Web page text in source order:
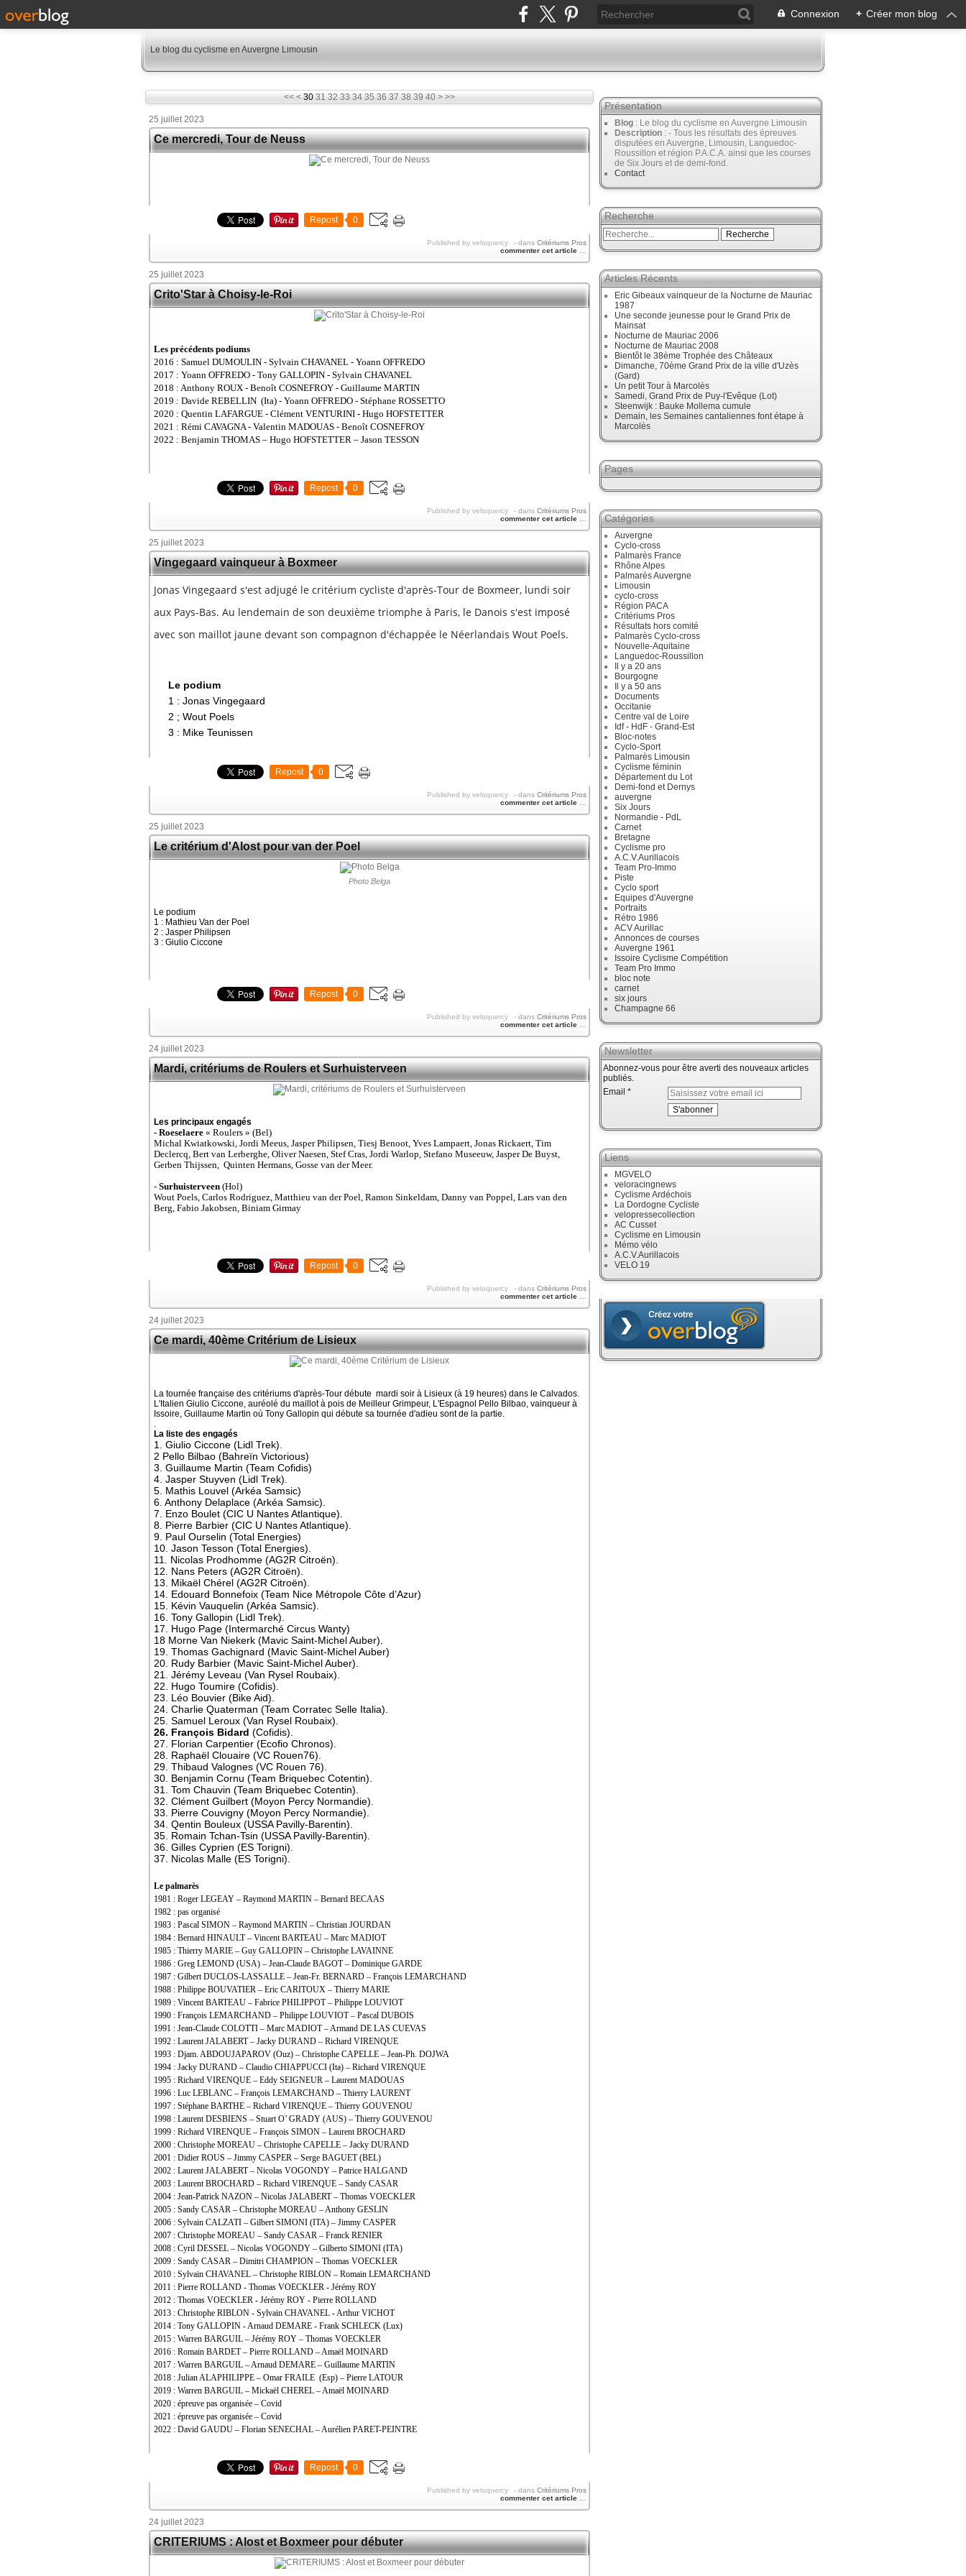
Connexion + Créer mon blog
Le blog du cyclisme en Auvergne Limousin
<< < 10
20
30 31 32 33 34 35 36 37 38 39 40 50
60
70
80
90
100
> >>
25 juillet 2023
Ce mercredi, Tour de Neuss
Repost 0
Published by veloquercy - dans Critériums Pros
commenter cet article
25 juillet 2023
Crito'Star à Choisy-le-Roi
Les précédents podiums
2016 : Samuel DUMOULIN - Sylvain CHAVANEL - Yoann OFFREDO
2017 : Yoann OFFREDO - Tony GALLOPIN - Sylvain CHAVANEL
2018 : Anthony ROUX - Benoît COSNEFROY - Guillaume MARTIN
2019 : Davide REBELLIN (Ita) - Yoann OFFREDO - Stéphane ROSSETTO
2020 : Quentin LAFARGUE - Clément VENTURINI - Hugo HOFSTETTER
2021 : Rémi CAVAGNA - Valentin MADOUAS - Benoît COSNEFROY
2022 : Benjamin THOMAS – Hugo HOFSTETTER – Jason TESSON
Repost 0
Published by veloquercy - dans Critériums Pros
commenter cet article
25 juillet 2023
Vingegaard vainqueur à Boxmeer
Jonas Vingegaard s'est adjugé le critérium cycliste d'après-Tour de Boxmeer, lundi soir
aux Pays-Bas. Au lendemain de son deuxième triomphe à Paris, le Danois s'est imposé
avec son maillot jaune devant son compagnon d'échappée le Néerlandais Wout Poels.
Le podium
1 : Jonas Vingegaard
2 ; Wout Poels
3 : Mike Teunissen
Repost 0
Published by veloquercy - dans Critériums Pros
commenter cet article
25 juillet 2023
Le critérium d'Alost pour van der Poel
Photo Belga
Le podium
1 : Mathieu Van der Poel
2 : Jasper Philipsen
3 : Giulio Ciccone
Repost 0
Published by veloquercy - dans Critériums Pros
commenter cet article
24 juillet 2023
Mardi, critériums de Roulers et Surhuisterveen
Les principaux engagés
- Roeselaere « Roulers » (Bel)
Michal Kwiatkowski, Jordi Meeus, Jasper Philipsen, Tiesj Benoot, Yves Lampaert, Jonas Rickaert, Tim
Declercq, Bert van Lerberghe, Oliver Naesen, Stef Cras, Jordi Warlop, Stefano Museeuw, Jasper De Buyst,
Gerben Thijssen, Quinten Hermans, Gosse van der Meer.
- Surhuisterveen (Hol)
Wout Poels, Carlos Rodriguez, Matthieu van der Poel, Ramon Sinkeldam, Danny van Poppel, Lars van den
Berg, Fabio Jakobsen, Biniam Girmay
Repost 0
Published by veloquercy - dans Critériums Pros
commenter cet article
24 juillet 2023
Ce mardi, 40ème Critérium de Lisieux
La tournée française des critériums d'après-Tour débute mardi soir à Lisieux (à 19 heures) dans le Calvados.
L'Italien Giulio Ciccone, auréolé du maillot à pois de Meilleur Grimpeur, L'Espagnol Pello Bilbao, vainqueur à
Issoire, Guillaume Martin où Tony Gallopin qui débute sa tournée d'adieu sont de la partie.
.
La liste des engagés
1. Giulio Ciccone (Lidl Trek).
2 Pello Bilbao (Bahreïn Victorious)
3. Guillaume Martin (Team Cofidis)
4. Jasper Stuyven (Lidl Trek).
5. Mathis Louvel (Arkéa Samsic)
6. Anthony Delaplace (Arkéa Samsic).
7. Enzo Boulet (CIC U Nantes Atlantique).
8. Pierre Barbier (CIC U Nantes Atlantique).
9. Paul Ourselin (Total Energies)
10. Jason Tesson (Total Energies).
11. Nicolas Prodhomme (AG2R Citroën).
12. Nans Peters (AG2R Citroën).
13. Mikaël Chérel (AG2R Citroën).
14. Edouard Bonnefoix (Team Nice Métropole Côte d’Azur)
15. Kévin Vauquelin (Arkéa Samsic).
16. Tony Gallopin (Lidl Trek).
17. Hugo Page (Intermarché Circus Wanty)
18 Morne Van Niekerk (Mavic Saint-Michel Auber).
19. Thomas Gachignard (Mavic Saint-Michel Auber)
20. Rudy Barbier (Mavic Saint-Michel Auber).
21. Jérémy Leveau (Van Rysel Roubaix).
22. Hugo Toumire (Cofidis).
23. Léo Bouvier (Bike Aid).
24. Charlie Quaterman (Team Corratec Selle Italia).
25. Samuel Leroux (Van Rysel Roubaix).
26. François Bidard (Cofidis).
27. Florian Carpentier (Ecofio Chronos).
28. Raphaël Clouaire (VC Rouen76).
29. Thibaud Valognes (VC Rouen 76).
30. Benjamin Cornu (Team Briquebec Cotentin).
31. Tom Chauvin (Team Briquebec Cotentin).
32. Clément Guilbert (Moyon Percy Normandie).
33. Pierre Couvigny (Moyon Percy Normandie).
34. Qentin Bouleux (USSA Pavilly-Barentin).
35. Romain Tchan-Tsin (USSA Pavilly-Barentin).
36. Gilles Cyprien (ES Torigni).
37. Nicolas Malle (ES Torigni).
Le palmarès
1981 : Roger LEGEAY – Raymond MARTIN – Bernard BECAAS
1982 : pas organisé
1983 : Pascal SIMON – Raymond MARTIN – Christian JOURDAN
1984 : Bernard HINAULT – Vincent BARTEAU – Marc MADIOT
1985 : Thierry MARIE – Guy GALLOPIN – Christophe LAVAINNE
1986 : Greg LEMOND (USA) – Jean-Claude BAGOT – Dominique GARDE
1987 : Gilbert DUCLOS-LASSALLE – Jean-Fr. BERNARD – François LEMARCHAND
1988 : Philippe BOUVATIER – Eric CARITOUX – Thierry MARIE
1989 : Vincent BARTEAU – Fabrice PHILIPPOT – Philippe LOUVIOT
1990 : François LEMARCHAND – Philippe LOUVIOT – Pascal DUBOIS
1991 : Jean-Claude COLOTTI – Marc MADIOT – Armand DE LAS CUEVAS
1992 : Laurent JALABERT – Jacky DURAND – Richard VIRENQUE
1993 : Djam. ABDOUJAPAROV (Ouz) – Christophe CAPELLE – Jean-Ph. DOJWA
1994 : Jacky DURAND – Claudio CHIAPPUCCI (Ita) – Richard VIRENQUE
1995 : Richard VIRENQUE – Eddy SEIGNEUR – Laurent MADOUAS
1996 : Luc LEBLANC – François LEMARCHAND – Thierry LAURENT
1997 : Stéphane BARTHE – Richard VIRENQUE – Thierry GOUVENOU
1998 : Laurent DESBIENS – Stuart O’ GRADY (AUS) – Thierry GOUVENOU
1999 : Richard VIRENQUE – François SIMON – Laurent BROCHARD
2000 : Christophe MOREAU – Christophe CAPELLE – Jacky DURAND
2001 : Didier ROUS – Jimmy CASPER – Serge BAGUET (BEL)
2002 : Laurent JALABERT – Nicolas VOGONDY – Patrice HALGAND
2003 : Laurent BROCHARD – Richard VIRENQUE – Sandy CASAR
2004 : Jean-Patrick NAZON – Nicolas JALABERT – Thomas VOECKLER
2005 : Sandy CASAR – Christophe MOREAU – Anthony GESLIN
2006 : Sylvain CALZATI – Gilbert SIMONI (ITA) – Jimmy CASPER
2007 : Christophe MOREAU – Sandy CASAR – Franck RENIER
2008 : Cyril DESSEL – Nicolas VOGONDY – Gilberto SIMONI (ITA)
2009 : Sandy CASAR – Dimitri CHAMPION – Thomas VOECKLER
2010 : Sylvain CHAVANEL – Christophe RIBLON – Romain LEMARCHAND
2011 : Pierre ROLLAND - Thomas VOECKLER - Jérémy ROY
2012 : Thomas VOECKLER - Jérémy ROY - Pierre ROLLAND
2013 : Christophe RIBLON - Sylvain CHAVANEL - Arthur VICHOT
2014 : Tony GALLOPIN - Arnaud DEMARE - Frank SCHLECK (Lux)
2015 : Warren BARGUIL – Jérémy ROY – Thomas VOECKLER
2016 : Romain BARDET – Pierre ROLLAND – Amaël MOINARD
2017 : Warren BARGUIL – Arnaud DEMARE – Guillaume MARTIN
2018 : Julian ALAPHILIPPE – Omar FRAILE (Esp) – Pierre LATOUR
2019 : Warren BARGUIL – Mickaël CHEREL – Amaël MOINARD
2020 : épreuve pas organisée – Covid
2021 : épreuve pas organisée – Covid
2022 : David GAUDU – Florian SENECHAL – Aurélien PARET-PEINTRE
Repost 0
Published by veloquercy - dans Critériums Pros
commenter cet article
24 juillet 2023
CRITERIUMS : Alost et Boxmeer pour débuter
Présentation
Blog : Le blog du cyclisme en Auvergne Limousin
Description : - Tous les résultats des épreuves
disputées en Auvergne, Limousin, Languedoc-
Roussillon et région P.A.C.A. ainsi que les courses
de Six Jours et de demi-fond.
Contact
Recherche
Articles Récents
Eric Gibeaux vainqueur de la Nocturne de Mauriac
1987
Une seconde jeunesse pour le Grand Prix de
Mainsat
Nocturne de Mauriac 2006
Nocturne de Mauriac 2008
Bientôt le 38ème Trophée des Châteaux
Dimanche, 70ème Grand Prix de la ville d'Uzès
(Gard)
Un petit Tour à Marcolès
Samedi, Grand Prix de Puy-l'Evêque (Lot)
Steenwijk : Bauke Mollema cumule
Demain, les Semaines cantaliennes font étape à
Marcolès
Pages
Catégories
Auvergne
Cyclo-cross
Palmarès France
Rhône Alpes
Palmarès Auvergne
Limousin
cyclo-cross
Région PACA
Critériums Pros
Résultats hors comité
Palmarès Cyclo-cross
Nouvelle-Aquitaine
Languedoc-Roussillon
Il y a 20 ans
Bourgogne
Il y a 50 ans
Documents
Occitanie
Centre val de Loire
Idf - HdF - Grand-Est
Bloc-notes
Cyclo-Sport
Palmarès Limousin
Cyclisme féminin
Département du Lot
Demi-fond et Dernys
auvergne
Six Jours
Normandie - PdL
Carnet
Bretagne
Cyclisme pro
A.C.V.Aurillacois
Team Pro-Immo
Piste
Cyclo sport
Equipes d'Auvergne
Portraits
Rétro 1986
ACV Aurillac
Annonces de courses
Auvergne 1961
Issoire Cyclisme Compétition
Team Pro Immo
bloc note
carnet
six jours
Champagne 66
Newsletter
Abonnez-vous pour être averti des nouveaux articles
publiés.
Email
Liens
MGVELO
veloracingnews
Cyclisme Ardéchois
La Dordogne Cycliste
velopressecollection
AC Cusset
Cyclisme en Limousin
Mémo vélo
A.C.V.Aurillacois
VELO 19